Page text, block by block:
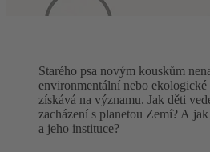
Starého psa novým kouskům
environmentální nebo
získává na významu. Jak děti
zacházení s planetou Zemí? A
a jeho instituce?